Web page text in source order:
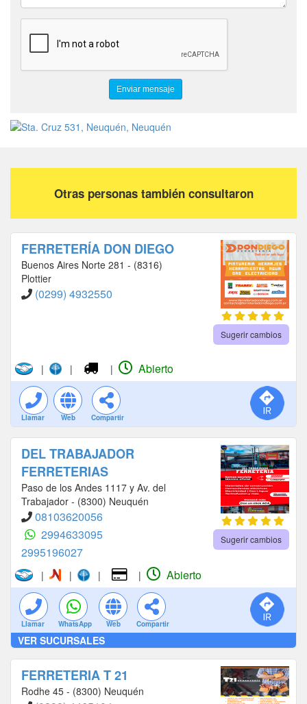
Otras personas también consultaron
FERRETERÍA DON DIEGO
Buenos Aires Norte 281 - (8316)
Plottier
(0299) 4932550
Sugerir cambios
| | | Abierto
Llamar Web Compartir
DEL TRABAJADOR
FERRETERIAS
Paso de los Andes 1117 y Av. del
Trabajador - (8300) Neuquén
08103620056
2994633095
2995196027
Sugerir cambios
| | | | Abierto
Llamar WhatsApp Web Compartir
VER SUCURSALES
FERRETERIA T 21
Rodhe 45 - (8300) Neuquén